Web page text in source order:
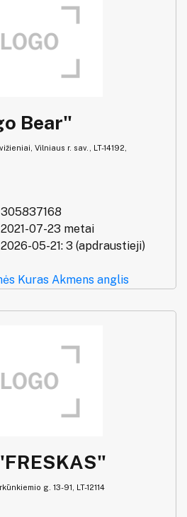
Bear"
Vilniaus r. sav., LT-14192,
305837168
2021-07-23 metai
2026-05-21: 3 (apdraustieji)
Kuras Akmens anglis
g. 13-91, LT-12114